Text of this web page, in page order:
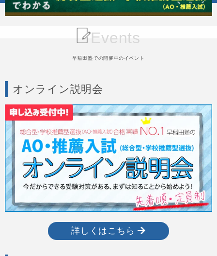
Events
早稲田塾での開催中のイベント
オンライン説明会
詳しくはこちら